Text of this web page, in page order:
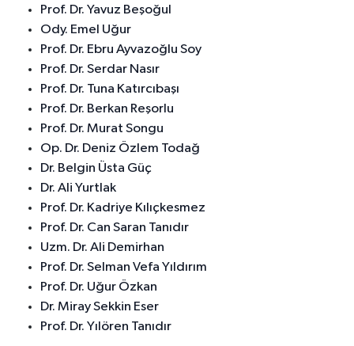
Prof. Dr. Yavuz Beşoğul
Ody. Emel Uğur
Prof. Dr. Ebru Ayvazoğlu Soy
Prof. Dr. Serdar Nasır
Prof. Dr. Tuna Katırcıbaşı
Prof. Dr. Berkan Reşorlu
Prof. Dr. Murat Songu
Op. Dr. Deniz Özlem Todağ
Dr. Belgin Üsta Güç
Dr. Ali Yurtlak
Prof. Dr. Kadriye Kılıçkesmez
Prof. Dr. Can Saran Tanıdır
Uzm. Dr. Ali Demirhan
Prof. Dr. Selman Vefa Yıldırım
Prof. Dr. Uğur Özkan
Dr. Miray Sekkin Eser
Prof. Dr. Yılören Tanıdır